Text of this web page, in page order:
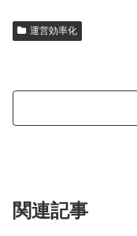
運営効率化
関連記事